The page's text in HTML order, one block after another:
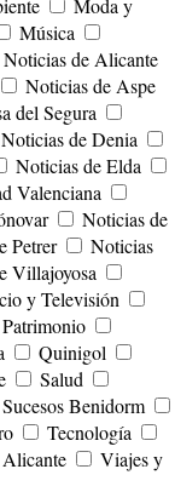
Moda y
Música
Noticias de Alicante
Noticias de Aspe
del Segura
Noticias de Denia
Noticias de Elda
Valenciana
Noticias de
Petrer
Noticias
Villajoyosa
y Televisión
Patrimonio
Quinigol
Salud
Sucesos Benidorm
Tecnología
Viajes y